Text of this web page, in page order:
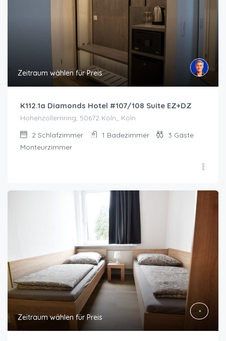
Zeitraum wählen für Preis
K112.1a Diamonds Hotel #107/108 Suite EZ+DZ
Hohenzollernring, 50672 Köln,, Köln
2 Schlafzimmer 1 Badezimmer 3 Gäste
Monteurzimmer
Zeitraum wählen für Preis